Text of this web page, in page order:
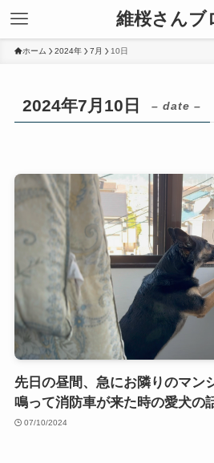
維桜さんブ
ホーム 2024年 7月 10日
2024年7月10日 – date –
先日の昼間、急にお隣りのマン
鳴って消防車が来た時の愛犬の
07/10/2024